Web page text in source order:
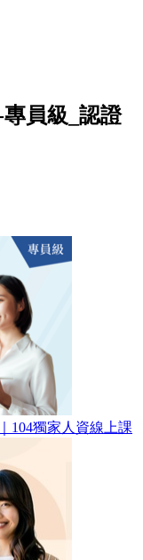
員級_認證
104獨家人資線上課